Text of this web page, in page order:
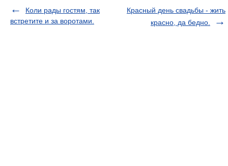
Коли рады гостям, так
встретите и за воротами.
Красный день свадьбы - жить
красно, да бедно.